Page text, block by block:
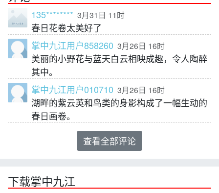
135******** 3月31日 11时
春日花卷太美好了
掌中九江用户858260 3月26日 16时
美丽的小野花与蓝天白云相映成趣，令人陶醉
其中。
掌中九江用户010710 3月26日 16时
湖畔的紫云英和鸟类的身影构成了一幅生动的
春日画卷。
查看全部评论
下载掌中九江